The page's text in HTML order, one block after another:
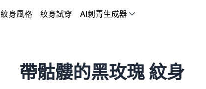
紋身風格 紋身試穿 AI刺青生成器
帶骷髏的黑玫瑰 紋身